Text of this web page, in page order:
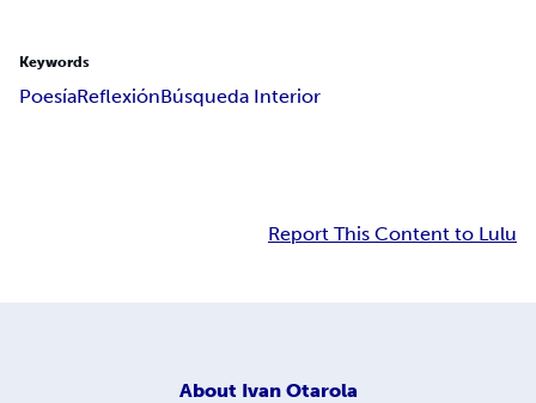
Keywords
PoesíaReflexiónBúsqueda Interior
Report This Content to Lulu
About Ivan Otarola